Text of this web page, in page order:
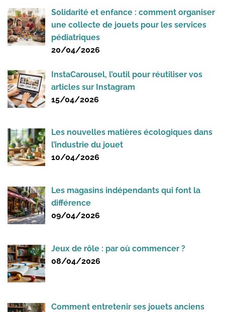
Solidarité et enfance : comment organiser
une collecte de jouets pour les services
pédiatriques
20/04/2026
InstaCarousel, l’outil pour réutiliser vos
articles sur Instagram
15/04/2026
Les nouvelles matières écologiques dans
l’industrie du jouet
10/04/2026
Les magasins indépendants qui font la
différence
09/04/2026
Jeux de rôle : par où commencer ?
08/04/2026
Comment entretenir ses jouets anciens